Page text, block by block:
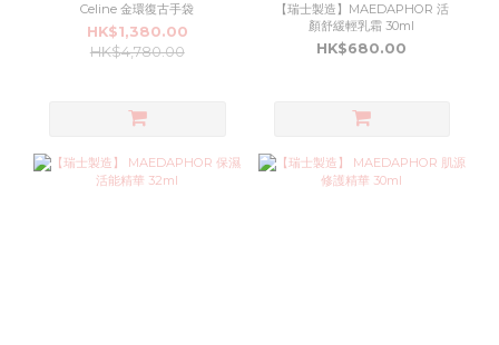
Celine 金環復古手袋
HK$1,380.00
HK$4,780.00
【瑞士製造】MAEDAPHOR 活
顏舒緩輕乳霜 30ml
HK$680.00